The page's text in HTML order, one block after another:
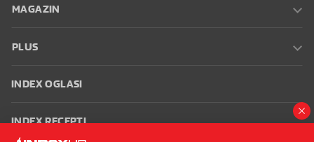
MAGAZIN
PLUS
INDEX OGLASI
INDEX RECEPTI